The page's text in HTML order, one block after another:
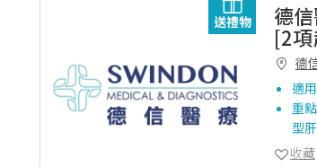
送禮物 德
[2
德
適
重
型
收藏